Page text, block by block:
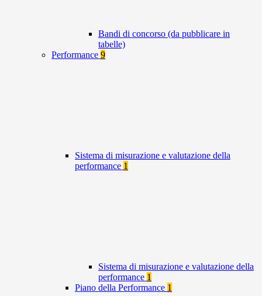
Bandi di concorso (da pubblicare in
tabelle)
Performance 9
Sistema di misurazione e valutazione della
performance 1
Sistema di misurazione e valutazione della
performance 1
Piano della Performance 1